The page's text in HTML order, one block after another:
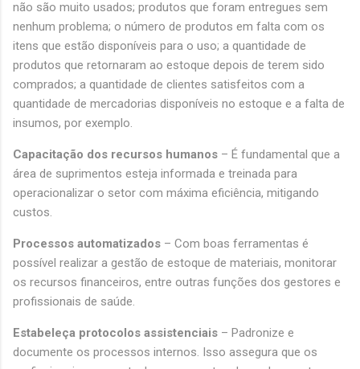
não são muito usados; produtos que foram entregues sem
nenhum problema; o número de produtos em falta com os
itens que estão disponíveis para o uso; a quantidade de
produtos que retornaram ao estoque depois de terem sido
comprados; a quantidade de clientes satisfeitos com a
quantidade de mercadorias disponíveis no estoque e a falta de
insumos, por exemplo.
Capacitação dos recursos humanos – É fundamental que a
área de suprimentos esteja informada e treinada para
operacionalizar o setor com máxima eficiência, mitigando
custos.
Processos automatizados – Com boas ferramentas é
possível realizar a gestão de estoque de materiais, monitorar
os recursos financeiros, entre outras funções dos gestores e
profissionais de saúde.
Estabeleça protocolos assistenciais – Padronize e
documente os processos internos. Isso assegura que os